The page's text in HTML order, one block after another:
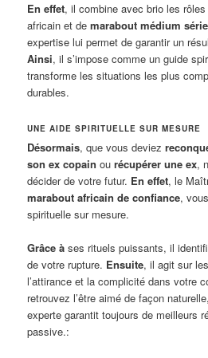
En effet, il combine avec brio les
africain et demarabout médium
expertise lui permet de garantir un
Ainsi, il s’impose comme un guide
transforme les situations les plus
durables.
UNE AIDE SPIRITUELLE SUR MESURE
Désormais, que vous deviez
son ex copain ourécupérer une ex,
décider de votre futur. En effet, le
marabout africain de confiance,
spirituelle sur mesure.
Grâce à ses rituels puissants, il
de votre rupture. Ensuite, il agit sur
l’attirance et la complicité dans votre
retrouvez l’être aimé de façon
experte garantit toujours de meilleurs
passive.: